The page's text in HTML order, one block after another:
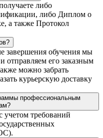
либо
либо Диплом о
а также Протокол
завершения обучения мы
отправляем его заказным
можно забрать
курьерскую доставку
профессиональным
учетом требований